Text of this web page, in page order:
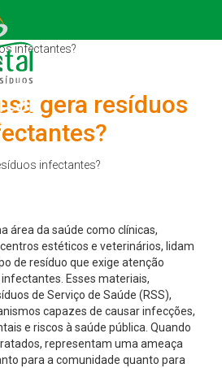
gera resíduos
área da saúde como clínicas,
estéticos e veterinários, lidam
de resíduo que exige atenção
Esses materiais,
de Serviço de Saúde (RSS),
capazes de causar infecções,
e riscos à saúde pública. Quando
representam uma ameaça
para a comunidade quanto para